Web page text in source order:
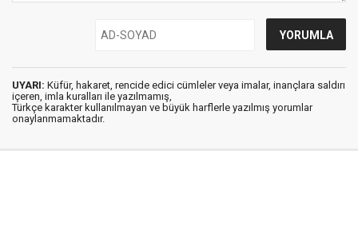
UYARI: Küfür, hakaret, rencide edici cümleler veya imalar, inançlara saldırı
içeren, imla kuralları ile yazılmamış,
Türkçe karakter kullanılmayan ve büyük harflerle yazılmış yorumlar
onaylanmamaktadır.